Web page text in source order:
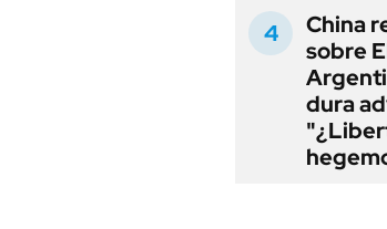
China
sobre
dura